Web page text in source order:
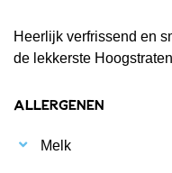
Heerlijk verfrissend en
de lekkerste
Allergenen
Melk